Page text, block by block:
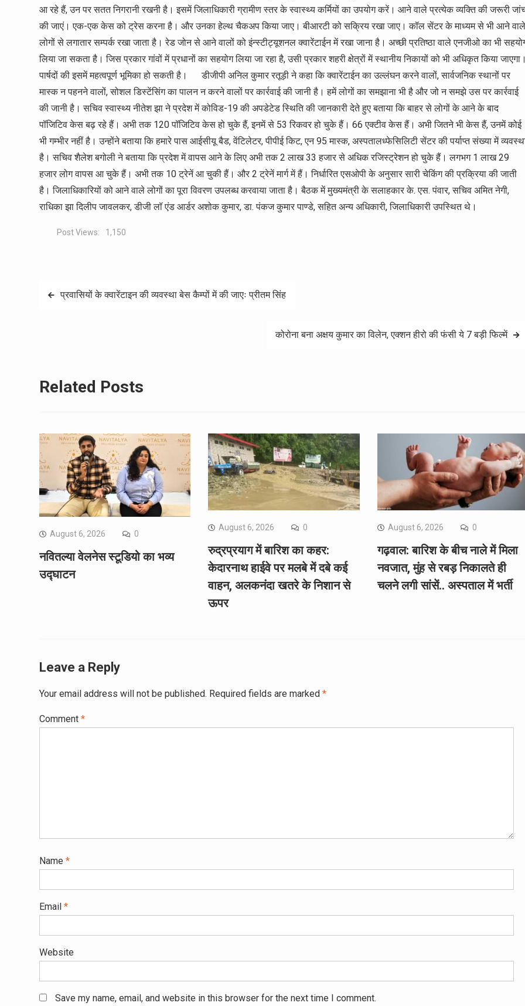
आ रहे हैं, उन पर सतत निगरानी रखनी है। इसमें जिलाधिकारी ग्रामीण स्तर के स्वास्थ्य कर्मियों का उपयोग करें। आने वाले प्रत्येक व्यक्ति की जरूरी
की जाएं। एक-एक केस को ट्रेस करना है। और उनका हेल्थ चैकअप किया जाए। बीआरटी को सक्रिय रखा जाए। कॉल सेंटर के माध्यम से भी आने वाले
लोगों से लगातार सम्पर्क रखा जाता है। रेड जोन से आने वालों को इंन्स्टीट्यूशनल क्वारेंटाईन में रखा जाना है। अच्छी प्रतिष्ठा वाले एनजीओ का भी
लिया जा सकता है। जिस प्रकार गांवों में प्रधानों का सहयोग लिया जा रहा है, उसी प्रकार शहरी क्षेत्रों में स्थानीय निकायों को भी अधिकृत किया
पार्षदों की इसमें महत्वपूर्ण भूमिका हो सकती है। डीजीपी अनिल कुमार रतूड़ी ने कहा कि क्वारेंटाईन का उल्लंघन करने वालों, सार्वजनिक स्थानों पर
मास्क न पहनने वालों, सोशल डिस्टेंसिंग का पालन न करने वालों पर कार्रवाई की जानी है। हमें लोगों का समझाना भी है और जो न समझे उस पर कार्रवाई
की जानी है। सचिव स्वास्थ्य नीतेश झा ने प्रदेश में कोविड-19 की अपडेटेड स्थिति की जानकारी देते हुए बताया कि बाहर से लोगों के आने के बाद
पॉजिटिव केस बढ़ रहे हैं। अभी तक 120 पॉजिटिव केस हो चुके हैं, इनमें से 53 रिकवर हो चुके हैं। 66 एक्टीव केस हैं। अभी जितने भी केस हैं, उनमें कोई
भी गम्भीर नहीं है। उन्होंने बताया कि हमारे पास आईसीयू बैड, वेंटिलेटर, पीपीई किट, एन 95 मास्क, अस्पतालध्फेसिलिटी सेंटर की पर्याप्त संख्या में
है। सचिव शैलेश बगोली ने बताया कि प्रदेश में वापस आने के लिए अभी तक 2 लाख 33 हजार से अधिक रजिस्ट्रेशन हो चुके हैं। लगभग 1 लाख 29
हजार लोग वापस आ चुके हैं। अभी तक 10 ट्रेनें आ चुकी हैं। और 2 ट्रेनें मार्ग में हैं। निर्धारित एसओपी के अनुसार सारी चेकिंग की प्रक्रिया की जाती
है। जिलाधिकारियों को आने वाले लोगों का पूरा विवरण उपलब्ध करवाया जाता है। बैठक में मुख्यमंत्री के सलाहकार के. एस. पंवार, सचिव अमित नेगी,
राधिका झा दिलीप जावलकर, डीजी लॉ एंड आर्डर अशोक कुमार, डा. पंकज कुमार पाण्डे, सहित अन्य अधिकारी, जिलाधिकारी उपस्थित थे।
Post Views: 1,150
Postप्रवासियों के क्वारेंटाइन की व्यवस्था बेस कैम्पों में की जाएः प्रीतम सिंह
कोरोना बना अक्षय कुमार का विलेन, एक्शन हीरो की फंसी ये 7 बड़ी फिल्में
Related Posts
August 6, 2026 0
नवितल्या वेलनेस स्टूडियो का भव्य
उद्घाटन
August 6, 2026 0
रुद्रप्रयाग में बारिश का कहर:
केदारनाथ हाईवे पर मलबे में दबे कई
वाहन, अलकनंदा खतरे के निशान से
ऊपर
August 6, 2026 0
गढ़वाल: बारिश के बीच नाले में मिला
नवजात, मुंह से रबड़ निकालते ही
चलने लगी सांसें.. अस्पताल में भर्ती
Leave a Reply
Your email address will not be published. Required fields are marked *
Comment *
Name *
Email *
Website
Save my name, email, and website in this browser for the next time I comment.